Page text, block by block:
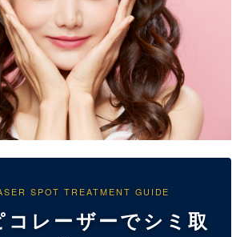
SPOT TREATMENT GUIDE
コレーザーでシミ取